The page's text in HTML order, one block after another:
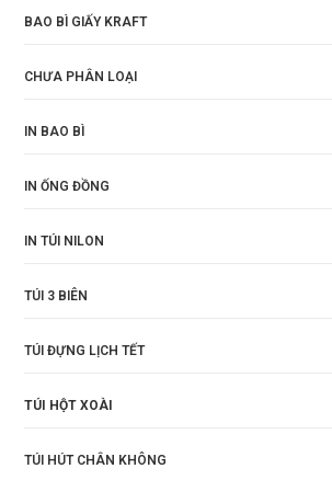
BAO BÌ GIẤY KRAFT
CHƯA PHÂN LOẠI
IN BAO BÌ
IN ỐNG ĐỒNG
IN TÚI NILON
TÚI 3 BIÊN
TÚI ĐỰNG LỊCH TẾT
TÚI HỘT XOÀI
TÚI HÚT CHÂN KHÔNG